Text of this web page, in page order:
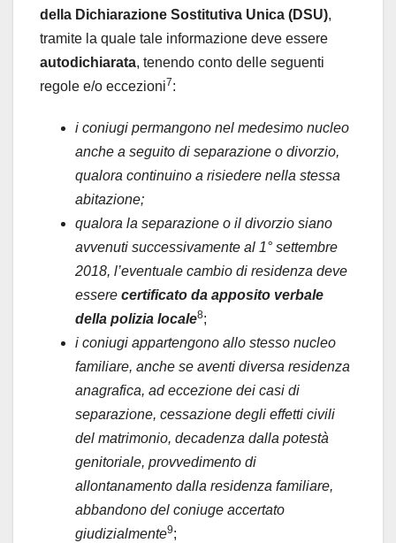
della Dichiarazione Sostitutiva Unica (DSU),
tramite la quale tale informazione deve essere
autodichiarata, tenendo conto delle seguenti
regole e/o eccezioni7:
i coniugi permangono nel medesimo nucleo
anche a seguito di separazione o divorzio,
qualora continuino a risiedere nella stessa
abitazione;
qualora la separazione o il divorzio siano
avvenuti successivamente al 1° settembre
2018, l’eventuale cambio di residenza deve
essere certificato da apposito verbale
della polizia locale8;
i coniugi appartengono allo stesso nucleo
familiare, anche se aventi diversa residenza
anagrafica, ad eccezione dei casi di
separazione, cessazione degli effetti civili
del matrimonio, decadenza dalla potestà
genitoriale, provvedimento di
allontanamento dalla residenza familiare,
abbandono del coniuge accertato
giudizialmente9;